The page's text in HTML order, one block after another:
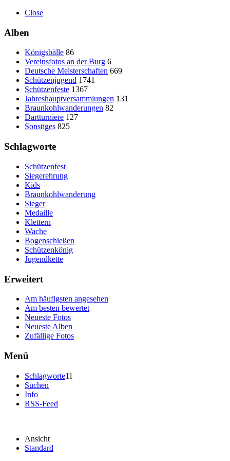
Close
Alben
Königsbälle 86
Vereinsfotos an der Burg 6
Deutsche Meisterschaften 669
Schützenjugend 1741
Schützenfeste 1367
Jahreshauptversammlungen 131
Braunkohlwanderungen 82
Dartturniere 127
Sonstiges 825
Schlagworte
Schützenfest
Siegerehrung
Kids
Braunkohlwanderung
Sieger
Medaille
Klettern
Wache
Bogenschießen
Schützenkönig
Jugendkette
Erweitert
Am häufigsten angesehen
Am besten bewertet
Neueste Fotos
Neueste Alben
Zufällige Fotos
Menü
Schlagworte11
Suchen
Info
RSS-Feed
Ansicht
Standard